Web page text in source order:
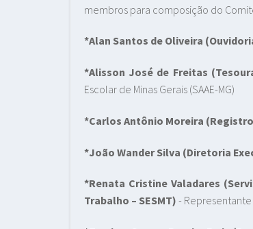
membros para composição do
*Alan Santos de Oliveira
*Alisson José de Freitas
Escolar de Minas Gerais (SAAE-MG)
*Carlos Antônio Moreira
*João Wander Silva (Diretoria
*Renata Cristine Valadares
Trabalho – SESMT) -